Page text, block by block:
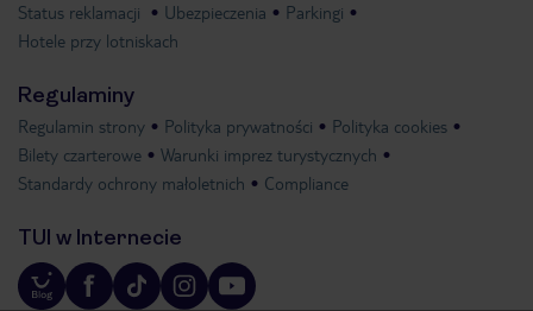
Status reklamacji
Ubezpieczenia
Parkingi
Hotele przy lotniskach
Regulaminy
Regulamin strony Polityka prywatności
Polityka cookies
Bilety czarterowe
Warunki imprez turystycznych
Standardy ochrony małoletnich
Compliance
TUI w Internecie